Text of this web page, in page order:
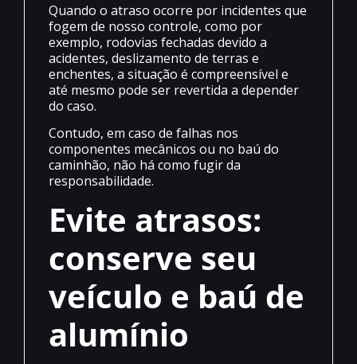
Quando o atraso ocorre por incidentes que
fogem de nosso controle, como por
exemplo, rodovias fechadas devido a
acidentes, deslizamento de terras e
enchentes, a situação é compreensível e
até mesmo pode ser revertida a depender
do caso.
Contudo, em caso de falhas nos
componentes mecânicos ou no baú do
caminhão, não há como fugir da
responsabilidade.
Evite atrasos:
conserve seu
veículo e baú de
alumínio